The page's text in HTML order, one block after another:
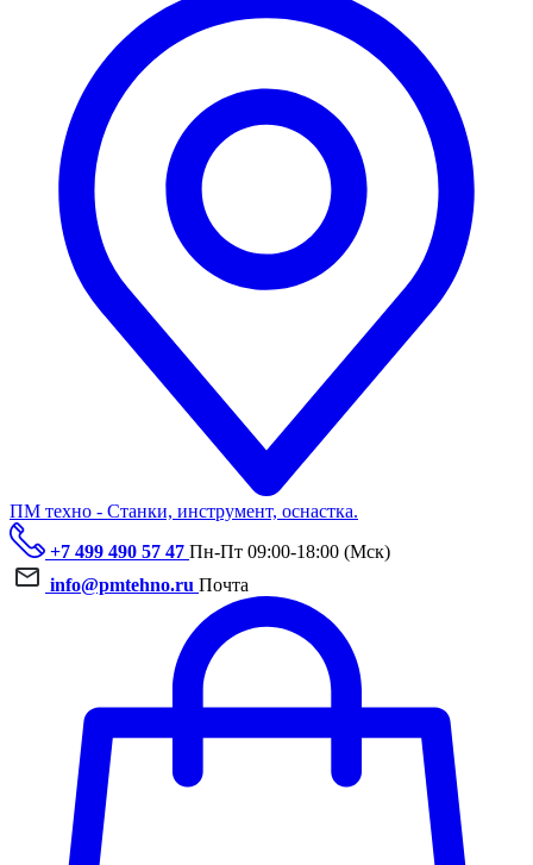
ПМ техно - Станки, инструмент, оснастка.
+7 499 490 57 47 Пн-Пт 09:00-18:00 (Мск)
info@pmtehno.ru Почта